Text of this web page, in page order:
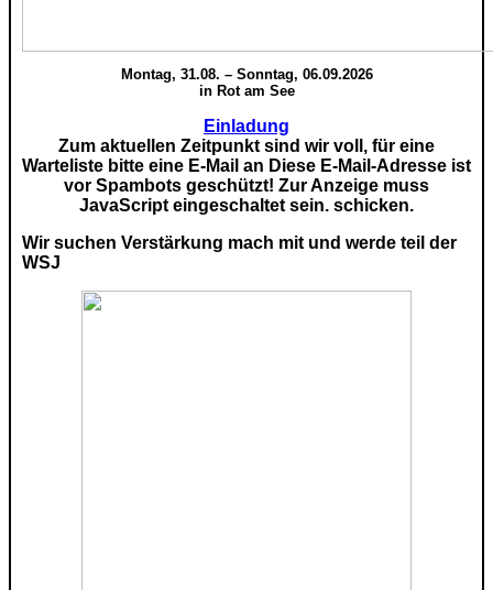
Montag, 31.08. – Sonntag, 06.09.2026
in Rot am See
Einladung
Zum aktuellen Zeitpunkt sind wir voll, für eine
Warteliste bitte eine E-Mail an Diese E-Mail-Adresse ist
vor Spambots geschützt! Zur Anzeige muss
JavaScript eingeschaltet sein. schicken.
Wir suchen Verstärkung mach mit und werde teil der
WSJ